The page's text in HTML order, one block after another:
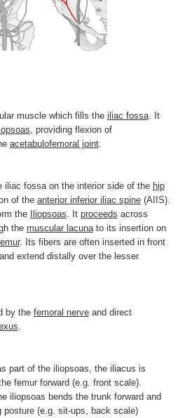
muscle which fills the iliac fossa. It
, providing flexionof
acetabulofemoral joint.
iliac fossaon the interior side of the hip
of the anterior inferior iliac spine(AIIS).
the Iliopsoas . It proceeds across
the muscular lacunato its insertion on
. Its fibers are often inserted in front
extend distally over the lesser
by the femoral nerveand direct
part of the iliopsoas , the iliacus is
femur forward (e.g. front scale).
iliopsoas bends the trunk forward and
(e.g. sit-ups back scale)